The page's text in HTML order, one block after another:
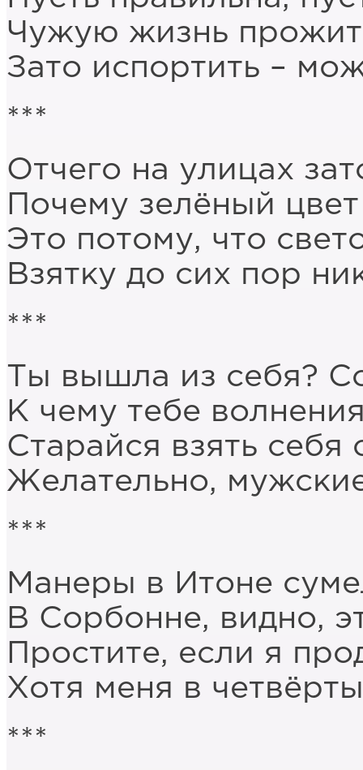
Чужую жизнь
Зато испортить –
***
Отчего на улицах
Почему зелёный
Это потому, что
Взятку до сих пор
***
Ты вышла из себя?
К чему тебе
Старайся взять себя
Желательно,
***
Манеры в Итоне
В Сорбонне, видно,
Простите, если я
Хотя меня в
***